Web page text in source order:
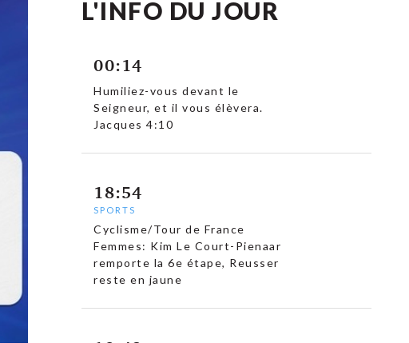
L'INFO DU JOUR
00:14
Humiliez-vous devant le
Seigneur, et il vous élèvera.
Jacques 4:10
18:54
SPORTS
Cyclisme/Tour de France
Femmes: Kim Le Court-Pienaar
remporte la 6e étape, Reusser
reste en jaune